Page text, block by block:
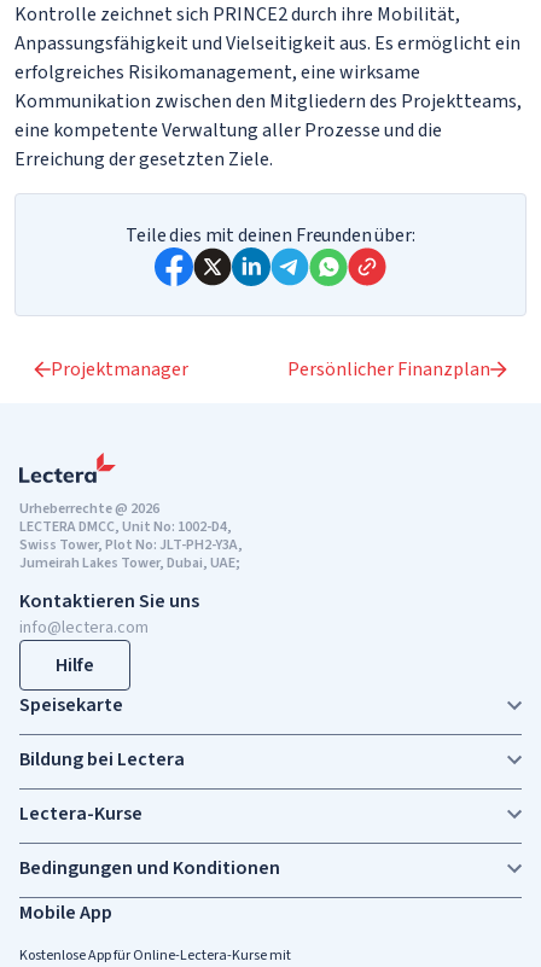
Kontrolle zeichnet sich PRINCE2 durch ihre Mobilität,
Anpassungsfähigkeit und Vielseitigkeit aus. Es ermöglicht ein
erfolgreiches Risikomanagement, eine wirksame
Kommunikation zwischen den Mitgliedern des Projektteams,
eine kompetente Verwaltung aller Prozesse und die
Erreichung der gesetzten Ziele.
Teile dies mit deinen Freunden über:
Projektmanager Persönlicher Finanzplan
Urheberrechte @ 2026
LECTERA DMCC, Unit No: 1002-D4,
Swiss Tower, Plot No: JLT-PH2-Y3A,
Jumeirah Lakes Tower, Dubai, UAE;
Kontaktieren Sie uns
info@lectera.com
Hilfe
Speisekarte
Bildung bei Lectera
Lectera-Kurse
Bedingungen und Konditionen
Mobile App
Kostenlose App für Online-Lectera-Kurse mit